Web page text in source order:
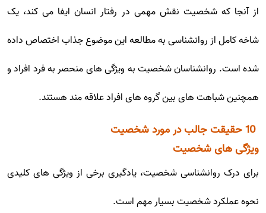
از آنجا که شخصیت نقش مهمی در رفتار انسان ایفا می کند، یک
شاخه کامل از روانشناسی به مطالعه این موضوع جذاب اختصاص داده
شده است. روانشناسان شخصیت به ویژگی های منحصر به فرد افراد و
همچنین شباهت های بین گروه های افراد علاقه مند هستند.
ویژگی های شخصیت
برای درک روانشناسی شخصیت، یادگیری برخی از ویژگی های کلیدی
نحوه عملکرد شخصیت بسیار مهم است.